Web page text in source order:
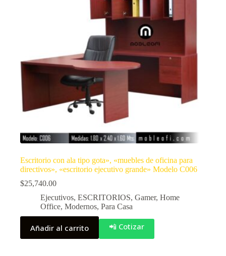
Escritorio con ala tipo gota», «muebles de oficina para
directivos», «escritorio ejecutivo grande» Modelo C006
$25,740.00
Ejecutivos, ESCRITORIOS, Gamer, Home
Office, Modernos, Para Casa
Añadir al carrito 📲 Cotizar